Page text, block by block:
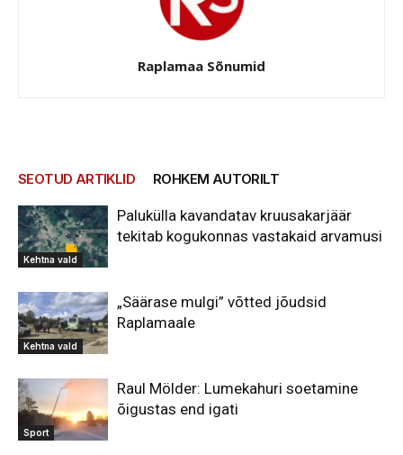
Raplamaa Sõnumid
SEOTUD ARTIKLID ROHKEM AUTORILT
Kehtna vald
Palukülla kavandatav kruusakarjäär
tekitab kogukonnas vastakaid arvamusi
Kehtna vald
„Säärase mulgi” võtted jõudsid
Raplamaale
Sport
Raul Mölder: Lumekahuri soetamine
õigustas end igati